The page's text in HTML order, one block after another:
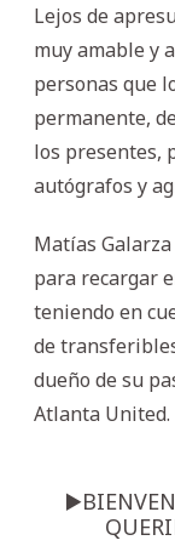
Lejos de
muy amable y
personas que
permanente,
los presentes,
autógrafos y
Matías
para recargar
teniendo en
de
dueño de su
Atlanta United.